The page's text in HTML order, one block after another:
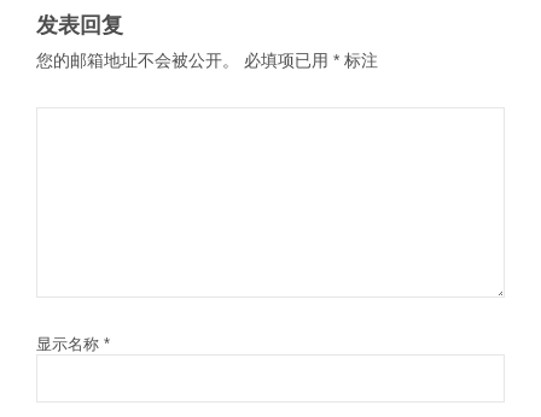
发表回复
您的邮箱地址不会被公开。 必填项已用 * 标注
显示名称 *